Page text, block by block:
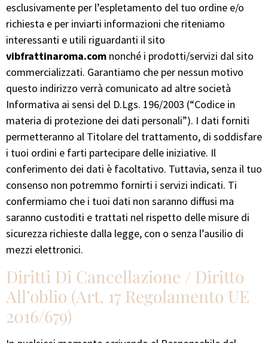
esclusivamente per l’espletamento del tuo ordine e/o
richiesta e per inviarti informazioni che riteniamo
interessanti e utili riguardanti il sito
vibfrattinaroma.com nonché i prodotti/servizi dal sito
commercializzati. Garantiamo che per nessun motivo
questo indirizzo verrà comunicato ad altre società
Informativa ai sensi del D.Lgs. 196/2003 (“Codice in
materia di protezione dei dati personali”). I dati forniti
permetteranno al Titolare del trattamento, di soddisfare
i tuoi ordini e farti partecipare delle iniziative. Il
conferimento dei dati è facoltativo. Tuttavia, senza il tuo
consenso non potremmo fornirti i servizi indicati. Ti
confermiamo che i tuoi dati non saranno diffusi ma
saranno custoditi e trattati nel rispetto delle misure di
sicurezza richieste dalla legge, con o senza l’ausilio di
mezzi elettronici.
Diritti Di Cancellazione / Diritto
All’oblio (art. 17 Regolamento UE
2016/679)